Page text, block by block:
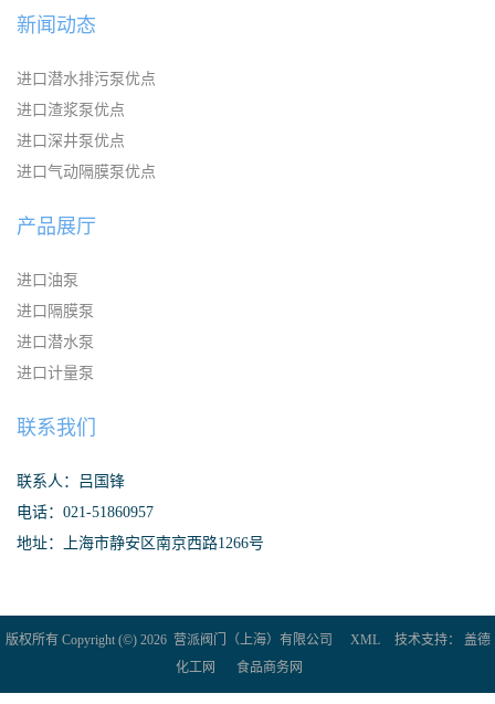
新闻动态
进口潜水排污泵优点
进口渣浆泵优点
进口深井泵优点
进口气动隔膜泵优点
产品展厅
进口油泵
进口隔膜泵
进口潜水泵
进口计量泵
联系我们
联系人：吕国锋
电话：021-51860957
地址：上海市静安区南京西路1266号
版权所有 Copyright (©) 2026 营派阀门（上海）有限公司 XML 技术支持：
盖德
化工网
食品商务网